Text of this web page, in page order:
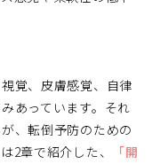
覚、皮膚感覚、自律
あっています。それ
、転倒予防のための
2章で紹介した、
「開